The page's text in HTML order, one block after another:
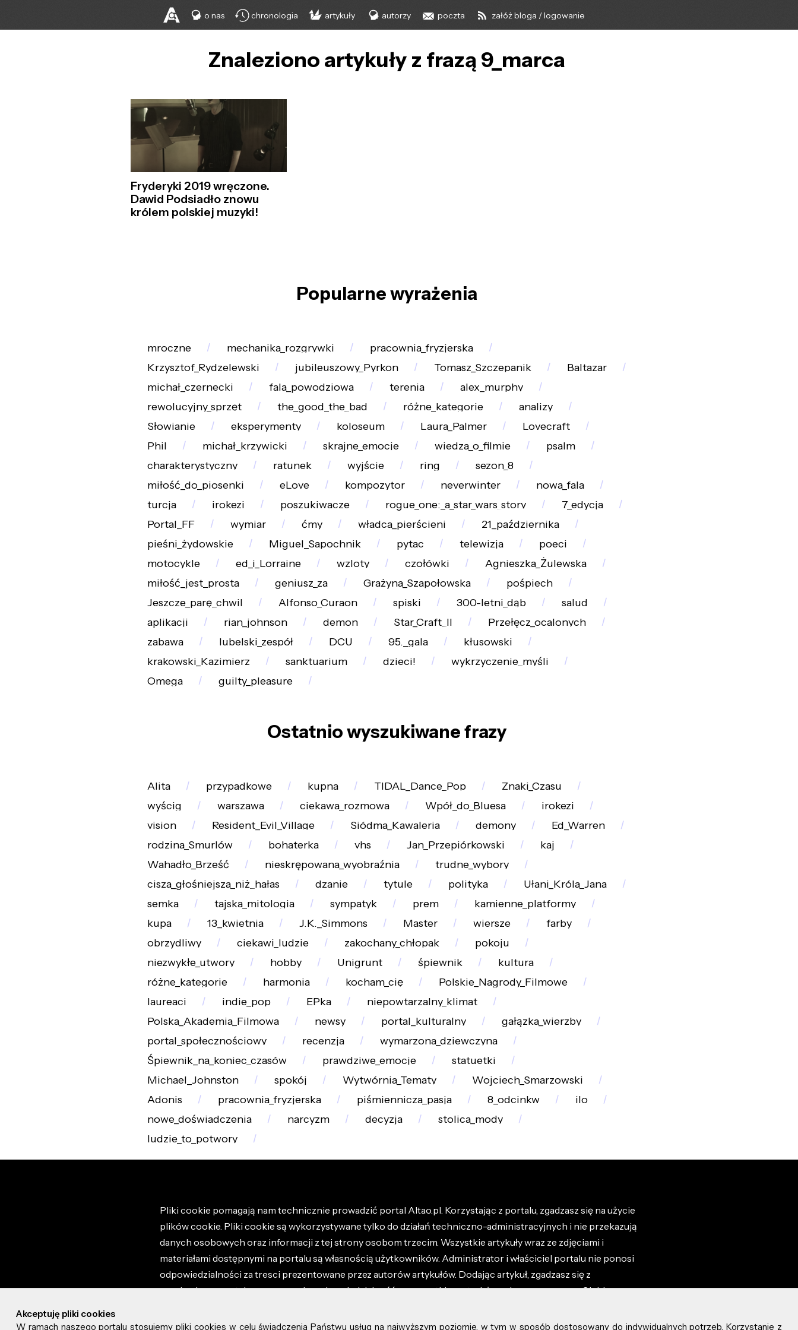
o nas chronologia artykuły autorzy poczta załóż bloga / logowanie
Znaleziono artykuły z frazą 9_marca
Fryderyki 2019 wręczone.
Dawid Podsiadło znowu
królem polskiej muzyki!
Popularne wyrażenia
mroczne mechanika_rozgrywki
pracownia_fryzjerska
Krzysztof_Rydzelewski
jubileuszowy_Pyrkon Tomasz_Szczepanik
Baltazar
michał_czernecki
fala_powodziowa terenia
alex_murphy
rewolucyjny_sprzęt
the_good_the_bad różne_kategorie
analizy
Słowianie
eksperymenty koloseum Laura_Palmer
Lovecraft
Phil
michał_krzywicki skrajne_emocje wiedza_o_filmie
psalm
charakterystyczny
ratunek wyjście ring
sezon_8
miłość_do_piosenki
eLove kompozytor neverwinter
nowa_fala
turcja
irokezi poszukiwacze rogue_one:_a_star_wars_story
7_edycja
Portal_FF
wymiar ćmy władca_pierścieni
21_października
pieśni_żydowskie
Miguel_Sapochnik pytac telewizja
poeci
motocykle
ed_i_Lorraine wzloty czołówki
Agnieszka_Żulewska
miłość_jest_prosta
geniusz_za Grażyna_Szapołowska
pośpiech
Jeszcze_parę_chwil
Alfonso_Curaon spiski 300-letni_dąb
salud
aplikacji
rian_johnson demon Star_Craft_II
Przełęcz_ocalonych
zabawa
lubelski_zespół DCU 95._gala
kłusowski
krakowski_Kazimierz
sanktuarium dzieci!
wykrzyczenie_myśli
Omega
guilty_pleasure
Ostatnio wyszukiwane frazy
Alita przypadkowe kupna TIDAL_Dance_Pop
Znaki_Czasu
wyścig
warszawa ciekawa_rozmowa Wpół_do_Bluesa
irokezi
vision
Resident_Evil_Village Siódma_Kawaleria demony
Ed_Warren
rodzina_Smurlów
bohaterka vhs Jan_Przepiórkowski
kaj
Wahadło_Brześć
nieskrępowana_wyobraźnia
trudne_wybory
cisza_głośniejsza_niż_hałas
dzanie tytule polityka
Ułani_Króla_Jana
semka
tajska_mitologia sympatyk prem
kamienne_platformy
kupa
13_kwietnia J.K._Simmons Master wiersze
farby
obrzydliwy
ciekawi_ludzie zakochany_chłopak
pokoju
niezwykłe_utwory
hobby Unigrunt śpiewnik
kultura
różne_kategorie
harmonia kocham_cię
Polskie_Nagrody_Filmowe
laureaci
indie_pop EPka
niepowtarzalny_klimat
Polska_Akademia_Filmowa
newsy portal_kulturalny
gałązka_wierzby
portal_społecznościowy
recenzja
wymarzona_dziewczyna
Śpiewnik_na_koniec_czasów
prawdziwe_emocje
statuetki
Michael_Johnston
spokój Wytwórnia_Tematy
Wojciech_Smarzowski
Adonis
pracownia_fryzjerska piśmiennicza_pasja 8_odcinkw
ilo
nowe_doświadczenia
narcyzm decyzja
stolica_mody
ludzie_to_potwory
Pliki cookie pomagają nam technicznie prowadzić portal Altao.pl. Korzystając z portalu, zgadzasz się na użycie
plików cookie. Pliki cookie są wykorzystywane tylko do działań techniczno-administracyjnych i nie przekazują
danych osobowych oraz informacji z tej strony osobom trzecim. Wszystkie artykuły wraz ze zdjęciami i
materiałami dostępnymi na portalu są własnością użytkowników. Administrator i właściciel portalu nie ponosi
odpowiedzialności za tresci prezentowane przez autorów artykułów. Dodając artykuł, zgadzasz się z
regulaminem portalu oraz ponosisz odpowiedzialność za wszystkie materiały umieszczone przez Ciebie na
Akceptuję pliki cookies
W ramach naszego portalu stosujemy pliki cookies w celu świadczenia Państwu usług na najwyższym poziomie, w tym w sposób dostosowany do indywidualnych potrzeb. Korzystanie z